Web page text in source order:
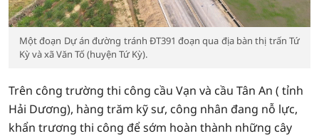
Một đoạn Dự án đường tránh ĐT391 đoạn qua địa bàn thị trấn Tứ
Kỳ và xã Văn Tố (huyện Tứ Kỳ).
Trên công trường thi công cầu Vạn và cầu Tân An ( tỉnh
Hải Dương), hàng trăm kỹ sư, công nhân đang nỗ lực,
khẩn trương thi công để sớm hoàn thành những cây